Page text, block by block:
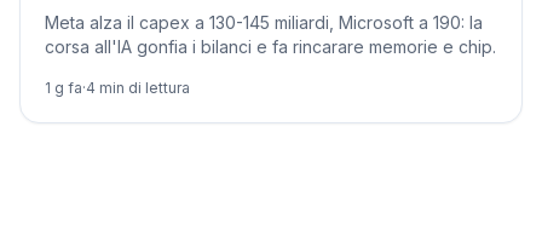
Meta alza il capex a 130-145 miliardi, Microsoft a 190: la
corsa all'IA gonfia i bilanci e fa rincarare memorie e chip.
1 g fa·4 min di lettura